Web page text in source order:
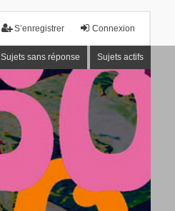
Connexion
S’enregistrer
Sujets sans réponse Sujets actifs